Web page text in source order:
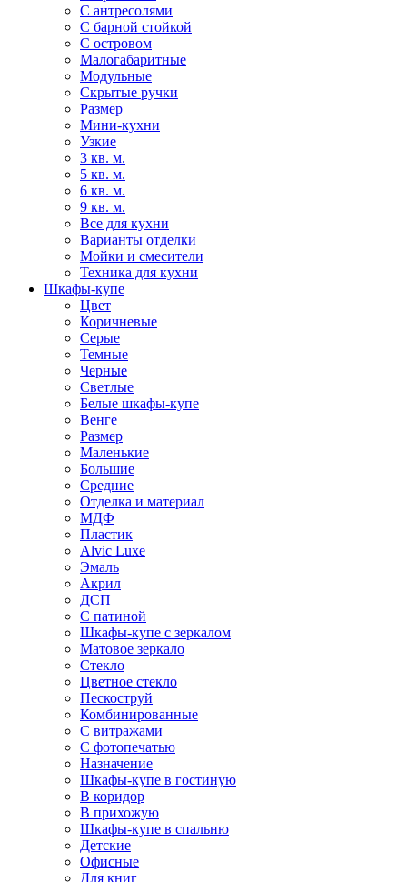
С антресолями
С барной стойкой
С островом
Малогабаритные
Модульные
Скрытые ручки
Размер
Мини-кухни
Узкие
3 кв. м.
5 кв. м.
6 кв. м.
9 кв. м.
Все для кухни
Варианты отделки
Мойки и смесители
Техника для кухни
Шкафы-купе
Цвет
Коричневые
Серые
Темные
Черные
Светлые
Белые шкафы-купе
Венге
Размер
Маленькие
Большие
Средние
Отделка и материал
МДФ
Пластик
Alvic Luxe
Эмаль
Акрил
ДСП
С патиной
Шкафы-купе с зеркалом
Матовое зеркало
Стекло
Цветное стекло
Пескоструй
Комбинированные
С витражами
С фотопечатью
Назначение
Шкафы-купе в гостиную
В коридор
В прихожую
Шкафы-купе в спальню
Детские
Офисные
Для книг